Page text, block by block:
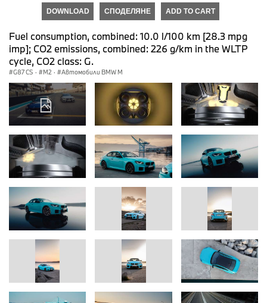
DOWNLOAD СПОДЕЛЯНЕ ADD TO CART
Fuel consumption, combined: 10.0 l/100 km [28.3 mpg
imp]; CO2 emissions, combined: 226 g/km in the WLTP
cycle, CO2 class: G.
G87 CS · M2 · Автомобили BMW M